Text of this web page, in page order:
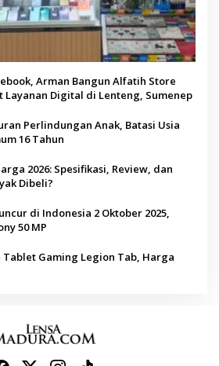
Arman Bangun Alfatih Store
Layanan Digital di Lenteng, Sumenep
Perlindungan Anak, Batasi Usia
16 Tahun
2026: Spesifikasi, Review, dan
Dibeli?
di Indonesia 2 Oktober 2025,
50 MP
Gaming Legion Tab, Harga